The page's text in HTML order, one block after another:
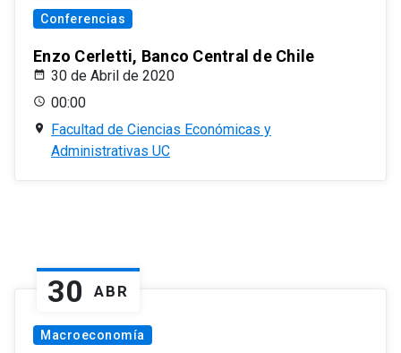
Conferencias
Enzo Cerletti, Banco Central de Chile
30 de Abril de 2020
00:00
Facultad de Ciencias Económicas y
Administrativas UC
30 ABR
Macroeconomía